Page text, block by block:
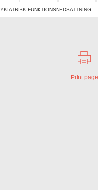
FUNKTIONSNEDSÄTTNING
Print page